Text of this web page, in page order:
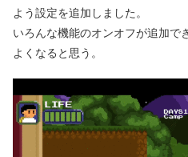
よう設定を追加しました。
いろんな機能のオンオフが追加で
よくなると思う。